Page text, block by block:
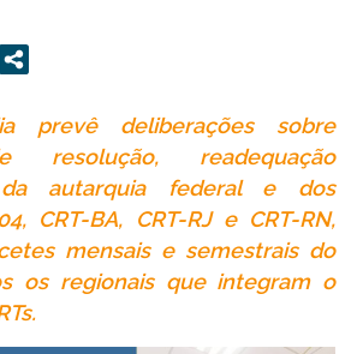
prevê deliberações sobre
resolução, readequação
da autarquia federal e dos
CRT-BA, CRT-RJ e CRT-RN,
mensais e semestrais do
os regionais que integram o